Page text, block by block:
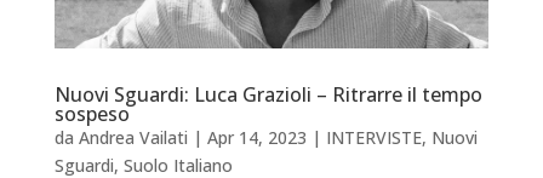
Nuovi Sguardi: Luca Grazioli – Ritrarre il tempo
sospeso
da Andrea Vailati | Apr 14, 2023 | INTERVISTE, Nuovi
Sguardi, Suolo Italiano